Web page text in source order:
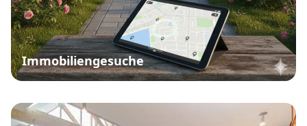
Immobiliengesuche